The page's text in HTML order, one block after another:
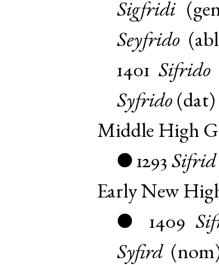
Sigfridi(
Seyfrido (abl
1401 Sifrido
Syfrido (dat
Middle High
● 1293 Sifrid
Early New
● 1409
Syfird(nom